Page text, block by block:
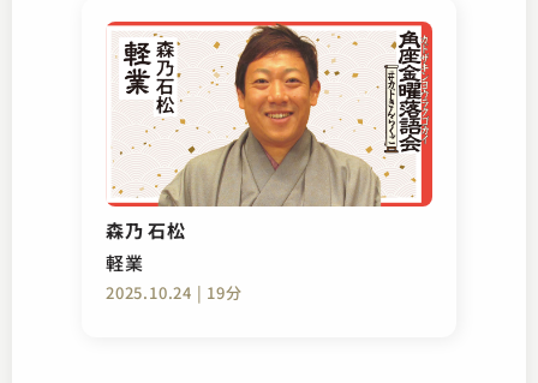
森乃 石松
軽業
2025.10.24 | 19分